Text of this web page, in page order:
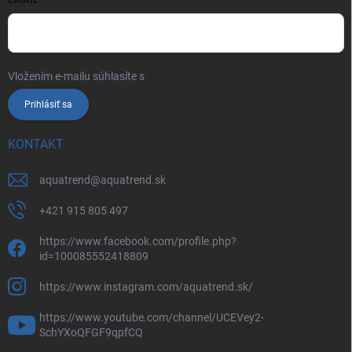
Vložením e-mailu súhlasíte s
Prihlásiť sa
KONTAKT
aquatrend@aquatrend.sk
+421 915 805 497
https://www.facebook.com/profile.php?
id=100085552418809
https://www.instagram.com/aquatrend.sk/
https://www.youtube.com/channel/UCEVey2-
SchYXoQFGF9qpfCQ